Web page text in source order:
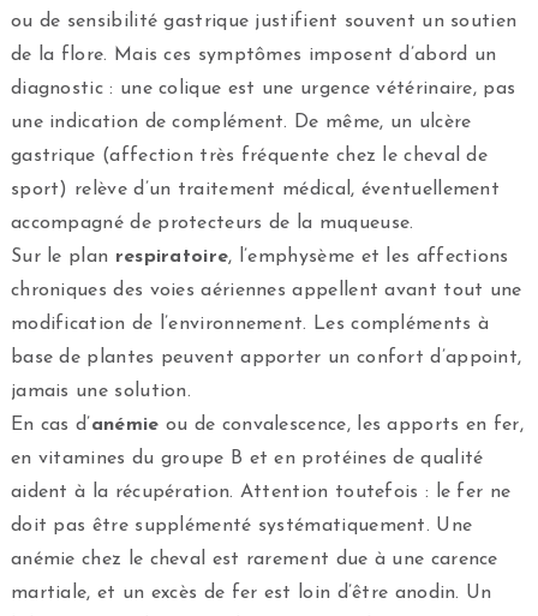
ou de sensibilité gastrique justifient souvent un soutien
de la flore. Mais ces symptômes imposent d’abord un
diagnostic : une colique est une urgence vétérinaire, pas
une indication de complément. De même, un ulcère
gastrique (affection très fréquente chez le cheval de
sport) relève d’un traitement médical, éventuellement
accompagné de protecteurs de la muqueuse.
Sur le plan respiratoire, l’emphysème et les affections
chroniques des voies aériennes appellent avant tout une
modification de l’environnement. Les compléments à
base de plantes peuvent apporter un confort d’appoint,
jamais une solution.
En cas d’anémie ou de convalescence, les apports en fer,
en vitamines du groupe B et en protéines de qualité
aident à la récupération. Attention toutefois : le fer ne
doit pas être supplémenté systématiquement. Une
anémie chez le cheval est rarement due à une carence
martiale, et un excès de fer est loin d’être anodin. Un